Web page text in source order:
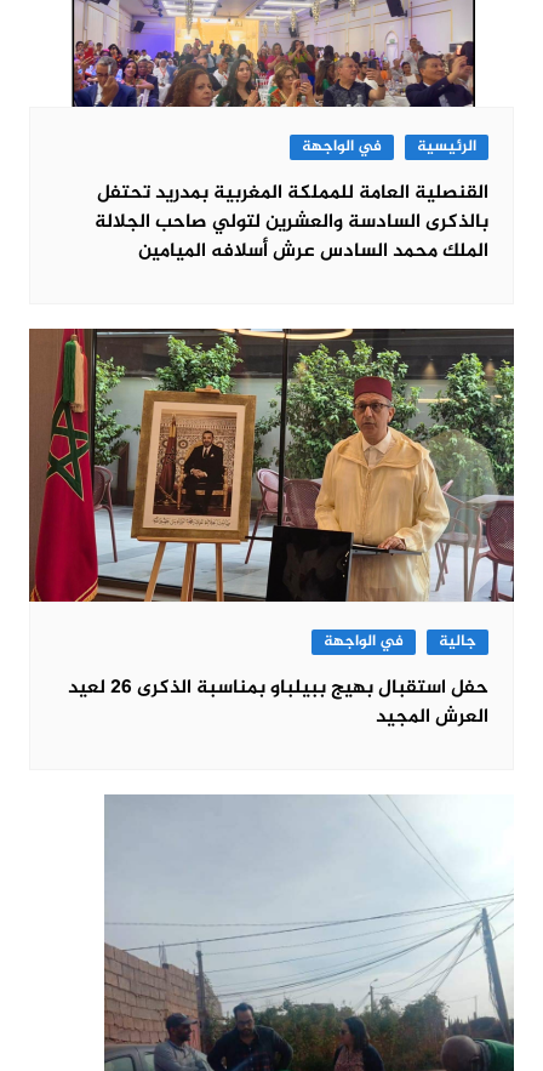
الرئيسية في الواجهة
القنصلية العامة للمملكة المغربية بمدريد تحتفل
بالذكرى السادسة والعشرين لتولي صاحب الجلالة
الملك محمد السادس عرش أسلافه الميامين
جالية في الواجهة
حفل استقبال بهيج ببيلباو بمناسبة الذكرى 26 لعيد
العرش المجيد